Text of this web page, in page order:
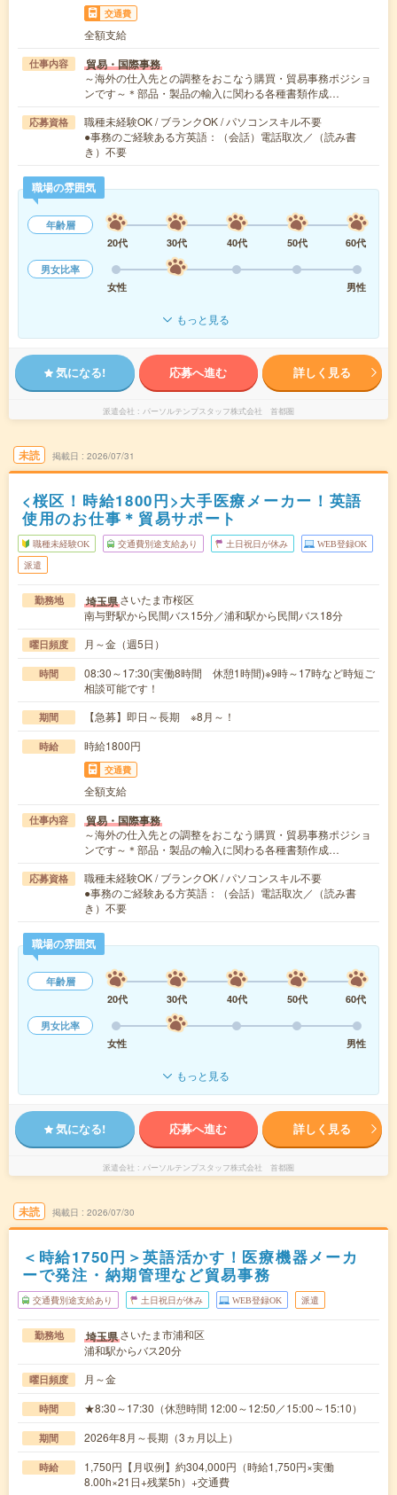
交通費
全額支給
仕事内容 貿易・国際事務
～海外の仕入先との調整をおこなう購買・貿易事務ポジショ
ンです～＊部品・製品の輸入に関わる各種書類作成…
応募資格
職種未経験OK / ブランクOK / パソコンスキル不要
●事務のご経験ある方英語：（会話）電話取次／（読み書
き）不要
職場の雰囲気
年齢層
20代
30代 40代 50代
60代
男女比率
女性
男性
もっと見る
気になる! 応募へ進む 詳しく見る
派遣会社 パーソルテンプスタッフ株式会社 首都圏
未読 掲載日 2026/07/31
<桜区！時給1800円>大手医療メーカー！英語
使用のお仕事＊貿易サポート
職種未経験OK 交通費別途支給あり 土日祝日が休み WEB登録OK
派遣
勤務地 埼玉県さいたま市桜区
南与野駅から民間バス15分／浦和駅から民間バス18分
曜日頻度 月～金（週5日）
時間
08:30～17:30(実働8時間 休憩1時間)※9時～17時など時短ご
相談可能です！
期間 【急募】即日～長期 ※8月～！
時給 時給1800円
交通費
全額支給
仕事内容 貿易・国際事務
～海外の仕入先との調整をおこなう購買・貿易事務ポジショ
ンです～＊部品・製品の輸入に関わる各種書類作成…
応募資格
職種未経験OK / ブランクOK / パソコンスキル不要
●事務のご経験ある方英語：（会話）電話取次／（読み書
き）不要
職場の雰囲気
年齢層
20代
30代 40代 50代
60代
男女比率
女性
男性
もっと見る
気になる! 応募へ進む 詳しく見る
派遣会社 パーソルテンプスタッフ株式会社 首都圏
未読 掲載日 2026/07/30
＜時給1750円＞英語活かす！医療機器メーカ
ーで発注・納期管理など貿易事務
交通費別途支給あり 土日祝日が休み WEB登録OK 派遣
勤務地 埼玉県さいたま市浦和区
浦和駅からバス20分
曜日頻度 月～金
時間 ★8:30～17:30（休憩時間 12:00～12:50／15:00～15:10）
期間 2026年8月～長期（3ヵ月以上）
時給
1,750円【月収例】約304,000円（時給1,750円×実働
8.00h×21日+残業5h）+交通費